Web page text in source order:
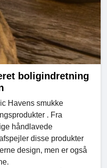
boligindretning
Havens smukke
. Fra
håndlavede
disse produkter
design, men er også